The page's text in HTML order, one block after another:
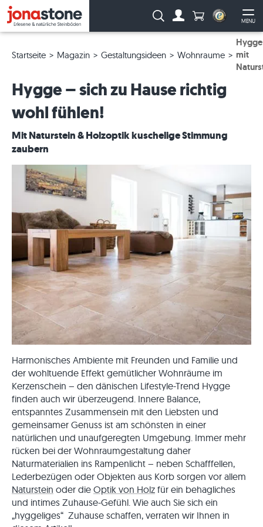
MENU
Suche: Anzahl
Startseite Magazin Gestaltungsideen Wohnraume
Hygge
mit
Hygge – sich zu Hause richtig
wohl fühlen!
Mit Naturstein & Holzoptik kuschelige Stimmung
zaubern
Harmonisches Ambiente mit Freunden und Familie und
der wohltuende Effekt gemütlicher Wohnräume im
Kerzenschein – den dänischen Lifestyle-Trend Hygge
finden auch wir überzeugend. Innere Balance,
entspanntes Zusammensein mit den Liebsten und
gemeinsamer Genuss ist am schönsten in einer
natürlichen und unaufgeregten Umgebung. Immer mehr
rücken bei der Wohnraumgestaltung daher
Naturmaterialien ins Rampenlicht – neben Schafffellen,
Lederbezügen oder Objekten aus Korb sorgen vor allem
Naturstein oder die Optik von Holz für ein behagliches
und intimes Zuhause-Gefühl. Wie auch Sie sich ein
„hyggeliges“ Zuhause schaffen, verraten wir Ihnen in